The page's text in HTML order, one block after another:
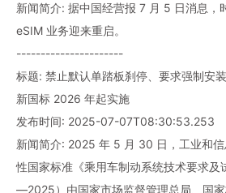
新闻简介: 据中国经营报 7 月 5 日消息，
eSIM 业务迎来重启。
----------------------
标题: 禁止默认单踏板刹停、要求强制安
新国标 2026 年起实施
发布时间: 2025-07-07T08:30:53.253
新闻简介: 2025 年 5 月 30 日，工业和
性国家标准《乘用车制动系统技术要求及
—2025）由国家市场监督管理总局、国